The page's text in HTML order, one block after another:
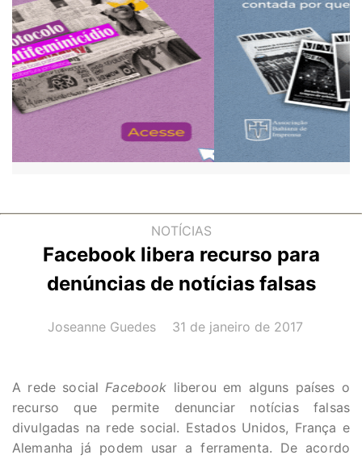
NOTÍCIAS
Facebook libera recurso para
denúncias de notícias falsas
AUTOR(A):
Joseanne Guedes DATA:
31 de janeiro de 2017
A rede socialFacebook liberou em alguns países o
recurso que permite denunciar notícias falsas
divulgadas na rede social. Estados Unidos, França e
Alemanha já podem usar a ferramenta. De acordo